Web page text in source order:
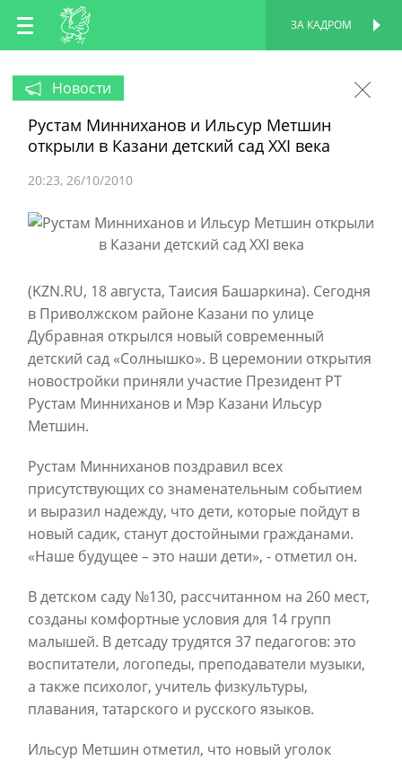
RU
EN
ЗА КАДРОМ
Новости
Рустам Минниханов и Ильсур Метшин
открыли в Казани детский сад XXI века
20:23 26/10/2010
(KZN.RU, 18 августа, Таисия Башаркина). Сегодня
в Приволжском районе Казани по улице
Дубравная открылся новый современный
детский сад «Солнышко». В церемонии открытия
новостройки приняли участие Президент РТ
Рустам Минниханов и Мэр Казани Ильсур
Метшин.
Рустам Минниханов поздравил всех
присутствующих со знаменательным событием
и выразил надежду, что дети, которые пойдут в
новый садик, станут достойными гражданами.
«Наше будущее – это наши дети», - отметил он.
В детском саду №130, рассчитанном на 260 мест,
созданы комфортные условия для 14 групп
малышей. В детсаду трудятся 37 педагогов: это
воспитатели, логопеды, преподаватели музыки,
а также психолог, учитель физкультуры,
плавания, татарского и русского языков.
Ильсур Метшин отметил, что новый уголок
ПЕРСОНАЛЬНАЯ